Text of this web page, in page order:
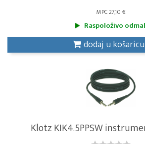
MPC 27,10 €
Raspoloživo
dodaj u košaricu
Klotz KIK4.5PPSW